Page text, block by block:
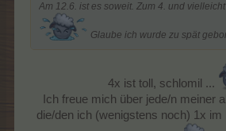
Am 12.6. ist es soweit. Zum 4. und
Glaube ich wurde zu spät
4x ist toll, schlomil ...
Ich freue mich über jede/n meiner
die/den ich (wenigstens noch) 1x im